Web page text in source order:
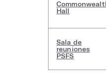
Hall
Sala de
reuniones
PSFS